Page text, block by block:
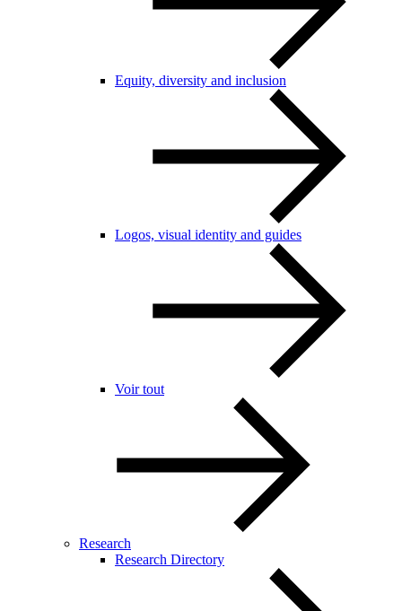
Equity, diversity and inclusion
Logos, visual identity and guides
Voir tout
Research
Research Directory